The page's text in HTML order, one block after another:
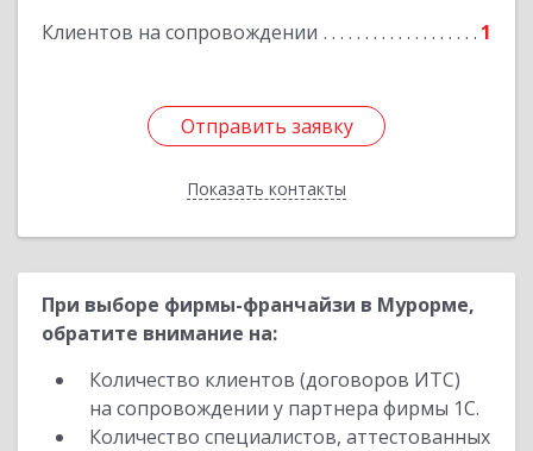
Клиентов на сопровождении 1
Отправить заявку
Показать контакты
Отправить заявку
Назад
При выборе фирмы-франчайзи в Мурорме,
обратите внимание на:
Количество клиентов (договоров ИТС)
на сопровождении у партнера фирмы 1С.
Количество специалистов, аттестованных